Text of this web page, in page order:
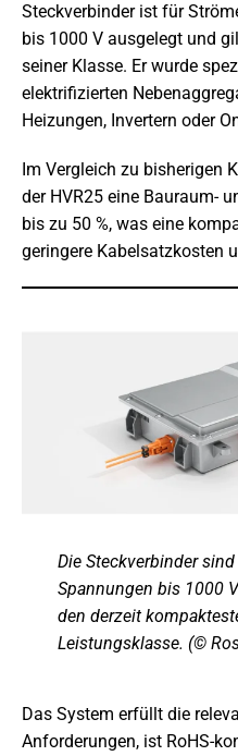
Steckverbinder ist für
bis 1000 V ausgelegt und
seiner Klasse. Er wurde
elektrifizierten
Heizungen, Invertern oder
Im Vergleich zu bisherigen
der HVR25 eine Bauraum-
bis zu 50 %, was eine
geringere Kabelsatzkosten
Die Steckverbinder
Spannungen bis 1000
den derzeit
Leistungsklasse. (©
Das System erfüllt die
Anforderungen, ist RoHS-